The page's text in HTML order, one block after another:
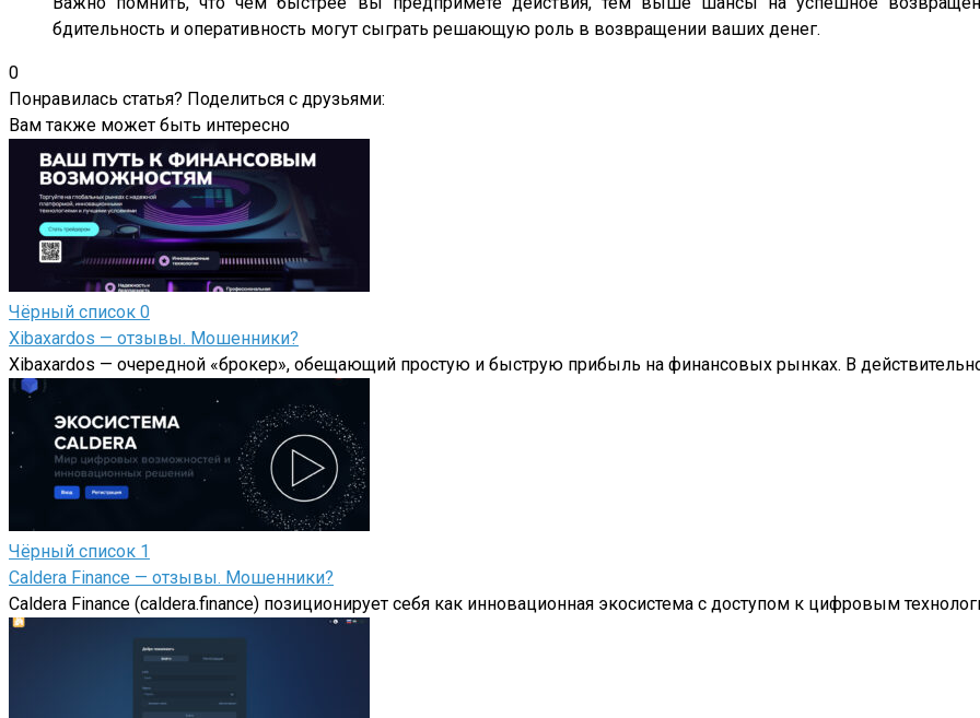
бдительность и оперативность могут сыграть решающую роль в возвращении ваших денег.
0
Понравилась статья? Поделиться с друзьями:
Вам также может быть интересно
Чёрный список 0
Xibaxardos — отзывы. Мошенники?
Xibaxardos — очередной «брокер», обещающий простую и быструю прибыль на финансовых рынках. В
Чёрный список 1
Caldera Finance — отзывы. Мошенники?
Caldera Finance (caldera.finance) позиционирует себя как инновационная экосистема с доступом к цифровым